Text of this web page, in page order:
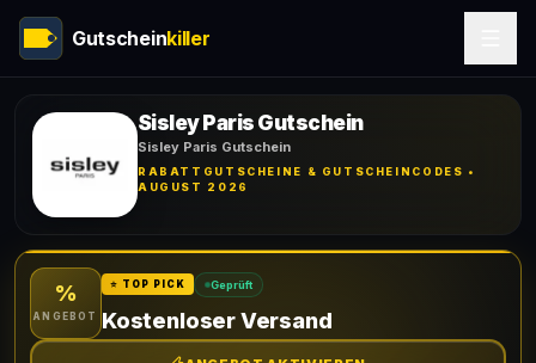
Gutscheinkiller
Sisley Paris Gutschein
Sisley Paris Gutschein
RABATTGUTSCHEINE & GUTSCHEINCODES •
AUGUST 2026
%
ANGEBOT
⭐ TOP PICK Geprüft
Kostenloser Versand